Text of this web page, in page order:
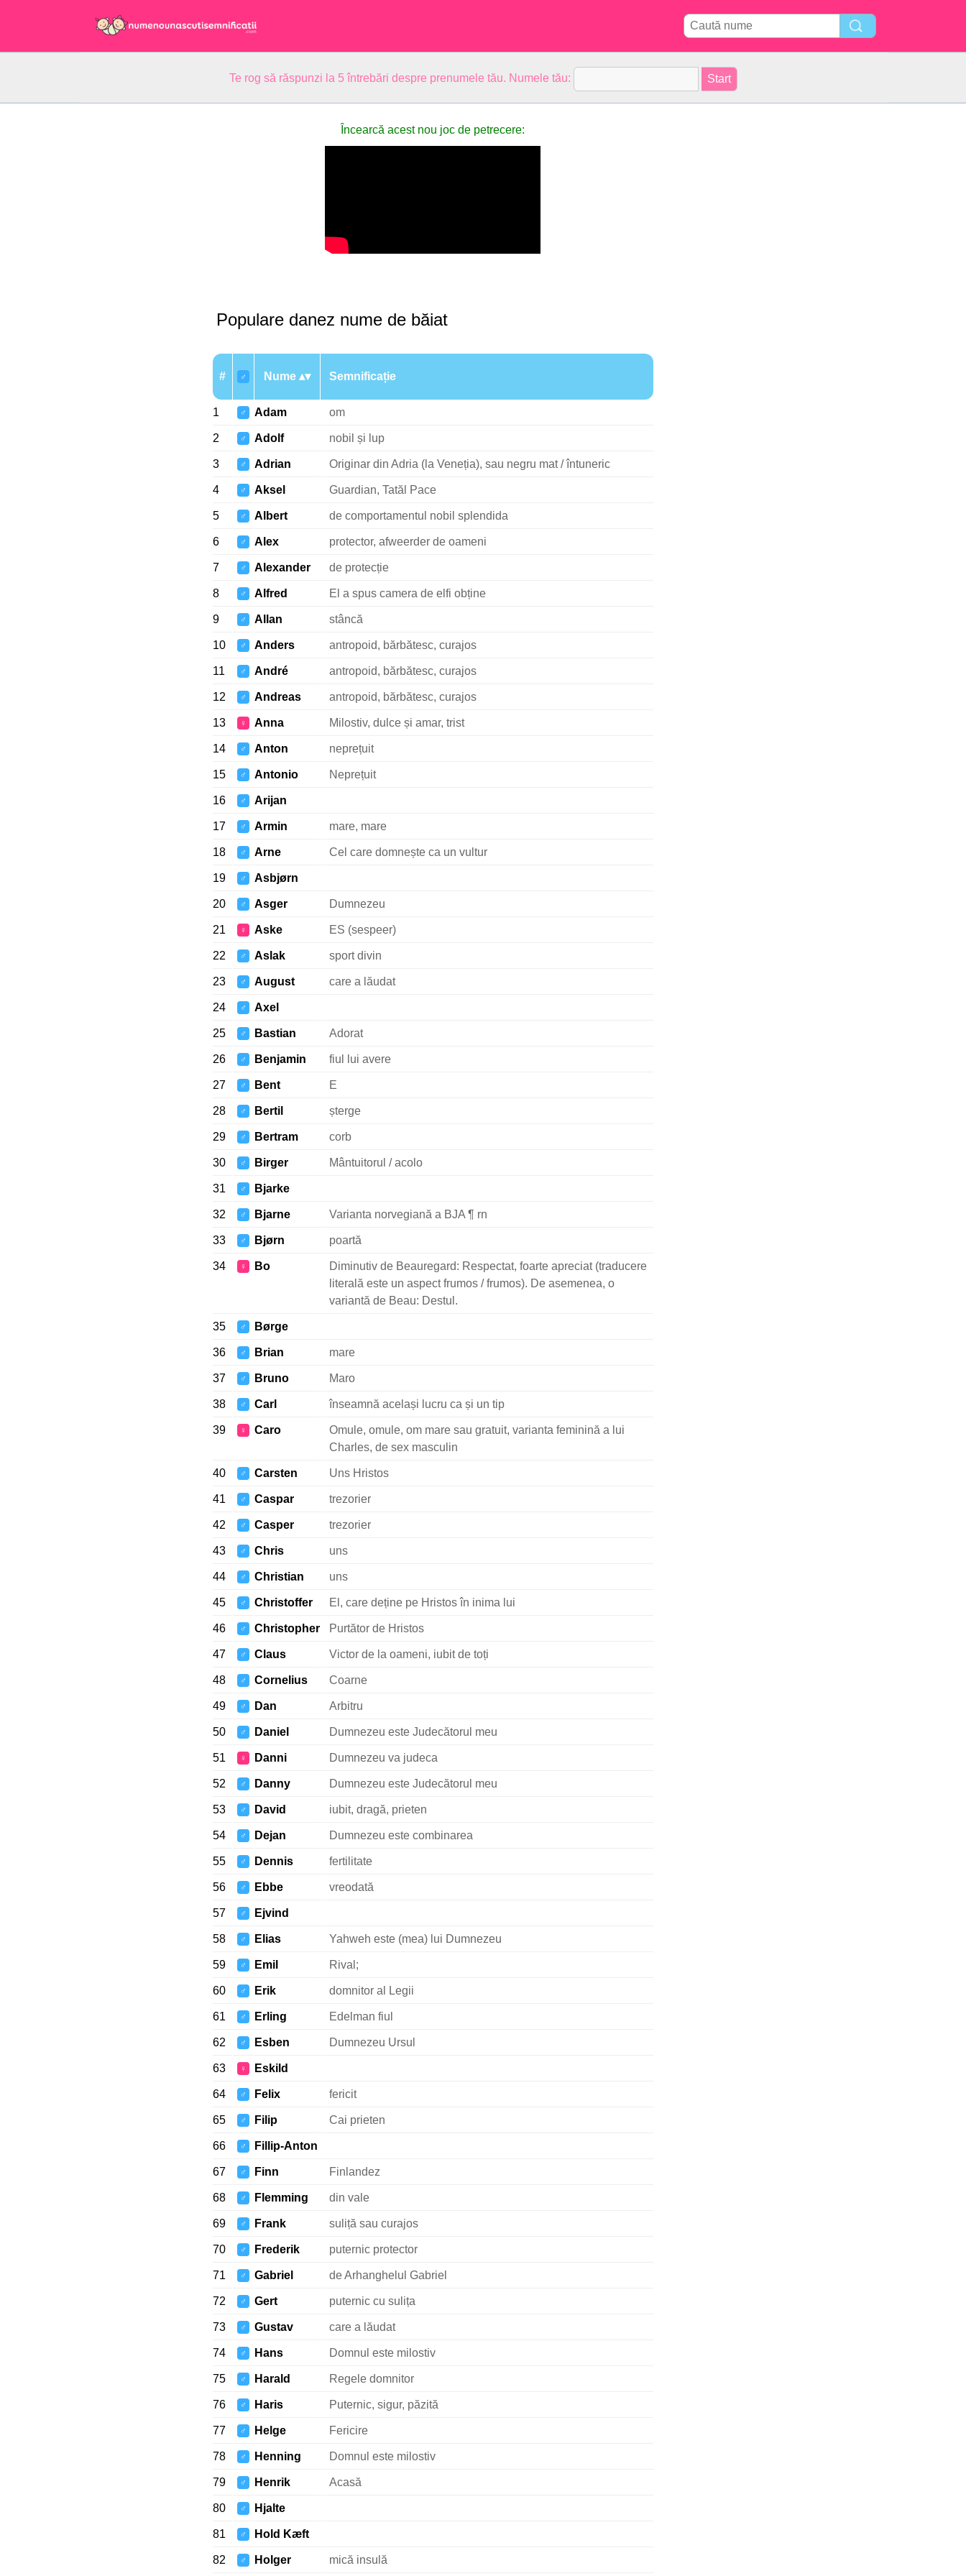
Te rog să răspunzi la 5 întrebări despre prenumele tău. Numele tău:
Încearcă acest nou joc de petrecere:
Populare danez nume de băiat
# ♂ Nume Semnificație
1 ♂ Adam om
2 ♂ Adolf nobil și lup
3 ♂ Adrian Originar din Adria (la Veneția), sau negru mat / întuneric
4 ♂ Aksel Guardian, Tatăl Pace
5 ♂ Albert de comportamentul nobil splendida
6 ♂ Alex protector, afweerder de oameni
7 ♂ Alexander de protecție
8 ♂ Alfred El a spus camera de elfi obține
9 ♂ Allan stâncă
10 ♂ Anders antropoid, bărbătesc, curajos
11 ♂ André antropoid, bărbătesc, curajos
12 ♂ Andreas antropoid, bărbătesc, curajos
13 ♀ Anna Milostiv, dulce și amar, trist
14 ♂ Anton neprețuit
15 ♂ Antonio Neprețuit
16 ♂ Arijan
17 ♂ Armin mare, mare
18 ♂ Arne Cel care domnește ca un vultur
19 ♂ Asbjørn
20 ♂ Asger Dumnezeu
21 ♀ Aske ES (sespeer)
22 ♂ Aslak sport divin
23 ♂ August care a lăudat
24 ♂ Axel
25 ♂ Bastian Adorat
26 ♂ Benjamin fiul lui avere
27 ♂ Bent E
28 ♂ Bertil șterge
29 ♂ Bertram corb
30 ♂ Birger Mântuitorul / acolo
31 ♂ Bjarke
32 ♂ Bjarne Varianta norvegiană a BJA ¶ rn
33 ♂ Bjørn poartă
34 ♀ Bo
Diminutiv de Beauregard: Respectat, foarte apreciat (traducere
literală este un aspect frumos / frumos). De asemenea, o
variantă de Beau: Destul.
35 ♂ Børge
36 ♂ Brian mare
37 ♂ Bruno Maro
38 ♂ Carl înseamnă același lucru ca și un tip
39 ♀ Caro
Omule, omule, om mare sau gratuit, varianta feminină a lui
Charles, de sex masculin
40 ♂ Carsten Uns Hristos
41 ♂ Caspar trezorier
42 ♂ Casper trezorier
43 ♂ Chris uns
44 ♂ Christian uns
45 ♂ Christoffer El, care deține pe Hristos în inima lui
46 ♂ Christopher Purtător de Hristos
47 ♂ Claus Victor de la oameni, iubit de toți
48 ♂ Cornelius Coarne
49 ♂ Dan Arbitru
50 ♂ Daniel Dumnezeu este Judecătorul meu
51 ♀ Danni Dumnezeu va judeca
52 ♂ Danny Dumnezeu este Judecătorul meu
53 ♂ David iubit, dragă, prieten
54 ♂ Dejan Dumnezeu este combinarea
55 ♂ Dennis fertilitate
56 ♂ Ebbe vreodată
57 ♂ Ejvind
58 ♂ Elias Yahweh este (mea) lui Dumnezeu
59 ♂ Emil Rival;
60 ♂ Erik domnitor al Legii
61 ♂ Erling Edelman fiul
62 ♂ Esben Dumnezeu Ursul
63 ♀ Eskild
64 ♂ Felix fericit
65 ♂ Filip Cai prieten
66 ♂ Fillip-Anton
67 ♂ Finn Finlandez
68 ♂ Flemming din vale
69 ♂ Frank suliță sau curajos
70 ♂ Frederik puternic protector
71 ♂ Gabriel de Arhanghelul Gabriel
72 ♂ Gert puternic cu sulița
73 ♂ Gustav care a lăudat
74 ♂ Hans Domnul este milostiv
75 ♂ Harald Regele domnitor
76 ♂ Haris Puternic, sigur, păzită
77 ♂ Helge Fericire
78 ♂ Henning Domnul este milostiv
79 ♂ Henrik Acasă
80 ♂ Hjalte
81 ♂ Hold Kæft
82 ♂ Holger mică insulă